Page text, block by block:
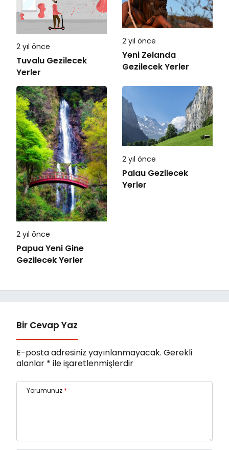
2 yıl önce
Tuvalu Gezilecek
Yerler
2 yıl önce
Yeni Zelanda
Gezilecek Yerler
2 yıl önce
Papua Yeni Gine
Gezilecek Yerler
2 yıl önce
Palau Gezilecek
Yerler
Bir Cevap Yaz
E-posta adresiniz yayınlanmayacak. Gerekli
alanlar * ile işaretlenmişlerdir
Yorumunuz *